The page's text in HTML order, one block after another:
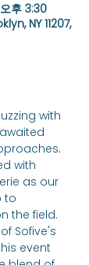
후 3:30
NY 11207,
with
with
as our
to
the field.
Sofive's
event